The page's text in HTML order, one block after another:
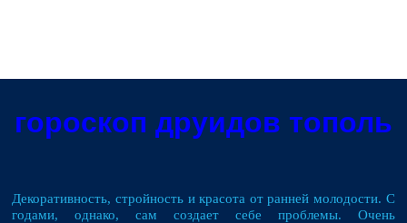
гороскоп друидов тополь
Декоративность, стройность и красота от ранней молодости. С
годами, однако, сам создает себе проблемы. Очень